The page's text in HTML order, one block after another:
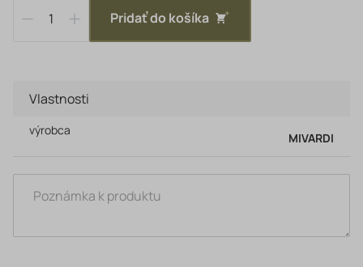
Pridať do košíka
Vlastnosti
výrobca
MIVARDI